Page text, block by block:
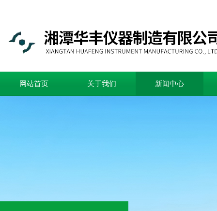
网站首页 关于我们 新闻中心